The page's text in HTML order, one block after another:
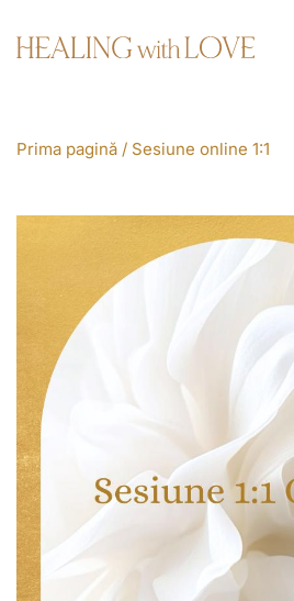
Prima pagină / Sesiune online 1:1